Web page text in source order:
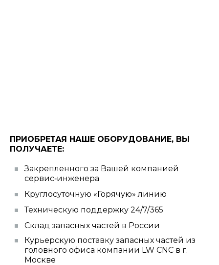
ПРИОБРЕТАЯ НАШЕ ОБОРУДОВАНИЕ, ВЫ
ПОЛУЧАЕТЕ:
Закрепленного за Вашей компанией
сервис‑инженера
Круглосуточную «Горячую» линию
Техническую поддержку 24/7/365
Склад запасных частей в России
Курьерскую поставку запасных частей из
головного офиса компании LW CNC в г.
Москве